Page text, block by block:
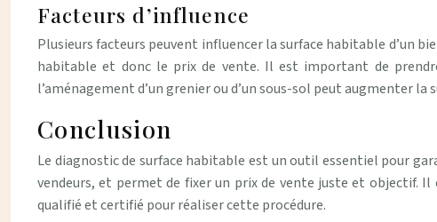
Facteurs d’influence
Plusieurs facteurs peuvent influencer la surface habitable d’un
habitable et donc le prix de vente. Il est important de
l’aménagement d’un grenier ou d’un sous-sol peut augmenter
Conclusion
Le diagnostic de surface habitable est un outil essentiel pour
vendeurs, et permet de fixer un prix de vente juste et objectif.
qualifié et certifié pour réaliser cette procédure.